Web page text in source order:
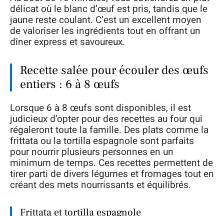
délicat où le blanc d’œuf est pris, tandis que le
jaune reste coulant. C’est un excellent moyen
de valoriser les ingrédients tout en offrant un
dîner express et savoureux.
Recette salée pour écouler des œufs
entiers : 6 à 8 œufs
Lorsque 6 à 8 œufs sont disponibles, il est
judicieux d’opter pour des recettes au four qui
régaleront toute la famille. Des plats comme la
frittata ou la tortilla espagnole sont parfaits
pour nourrir plusieurs personnes en un
minimum de temps. Ces recettes permettent de
tirer parti de divers légumes et fromages tout en
créant des mets nourrissants et équilibrés.
Frittata et tortilla espagnole